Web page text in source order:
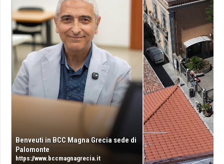
Benveuti in BCC Magna Grecia sede di
Palomonte
https://www.bccmagnagrecia.it